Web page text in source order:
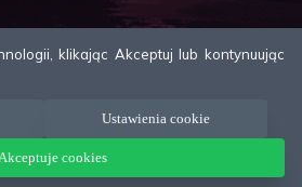
klikając Akceptuj lub kontynuując
Ustawienia cookie
cookies